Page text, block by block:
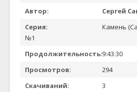
Автор:
Сергей
Серия:
Камень
№1
Продолжительность:9:43:30
Просмотров:
294
Скачиваний:
3